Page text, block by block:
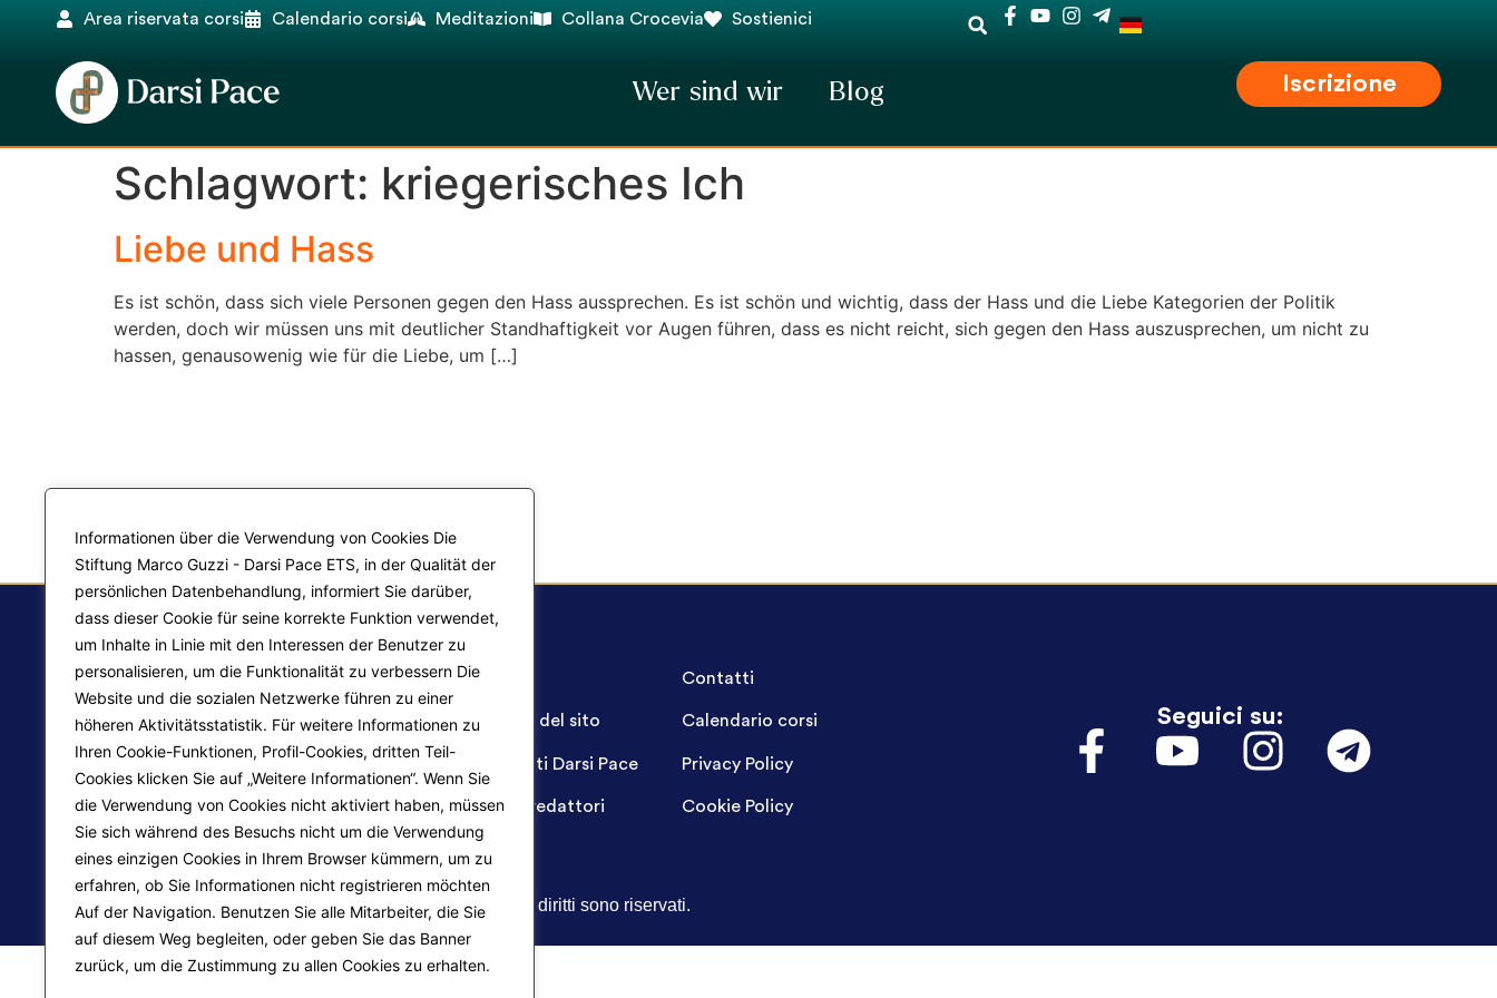
Informationen über die Verwendung von Cookies Die
Stiftung Marco Guzzi - Darsi Pace ETS, in der Qualität der
persönlichen Datenbehandlung, informiert Sie darüber,
dass dieser Cookie für seine korrekte Funktion verwendet,
um Inhalte in Linie mit den Interessen der Benutzer zu
personalisieren, um die Funktionalität zu verbessern Die
Website und die sozialen Netzwerke führen zu einer
höheren Aktivitätsstatistik. Für weitere Informationen zu
Ihren Cookie-Funktionen, Profil-Cookies, dritten Teil-
Cookies klicken Sie auf „Weitere Informationen“. Wenn Sie
die Verwendung von Cookies nicht aktiviert haben, müssen
Sie sich während des Besuchs nicht um die Verwendung
eines einzigen Cookies in Ihrem Browser kümmern, um zu
erfahren, ob Sie Informationen nicht registrieren möchten
Auf der Navigation. Benutzen Sie alle Mitarbeiter, die Sie
auf diesem Weg begleiten, oder geben Sie das Banner
zurück, um die Zustimmung zu allen Cookies zu erhalten.
Area riservata corsi Calendario corsi Meditazioni Collana Crocevia Sostienici
Wer sind wir Blog Iscrizione
Schlagwort: kriegerisches Ich
Liebe und Hass
Es ist schön, dass sich viele Personen gegen den Hass aussprechen. Es ist schön und wichtig, dass der Hass und die Liebe Kategorien der Politik
werden, doch wir müssen uns mit deutlicher Standhaftigkeit vor Augen führen, dass es nicht reicht, sich gegen den Hass auszusprechen, um nicht zu
hassen, genausowenig wie für die Liebe, um […]
Liberazione interiore
Trasformazione del mondo
F.A.Q.
Mappa del sito
Progetti Darsi Pace
Login redattori
Contatti
Calendario corsi
Privacy Policy
Cookie Policy
Seguici su:
© 2026Fondazione Marco Guzzi – Darsi Pace ETS. Tutti i diritti sono riservati.